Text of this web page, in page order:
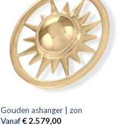
Gouden ashanger | zon
Vanaf€2.579,00